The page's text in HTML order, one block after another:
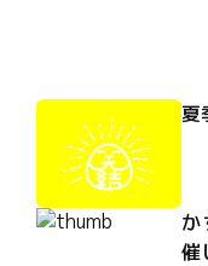
夏
か
催